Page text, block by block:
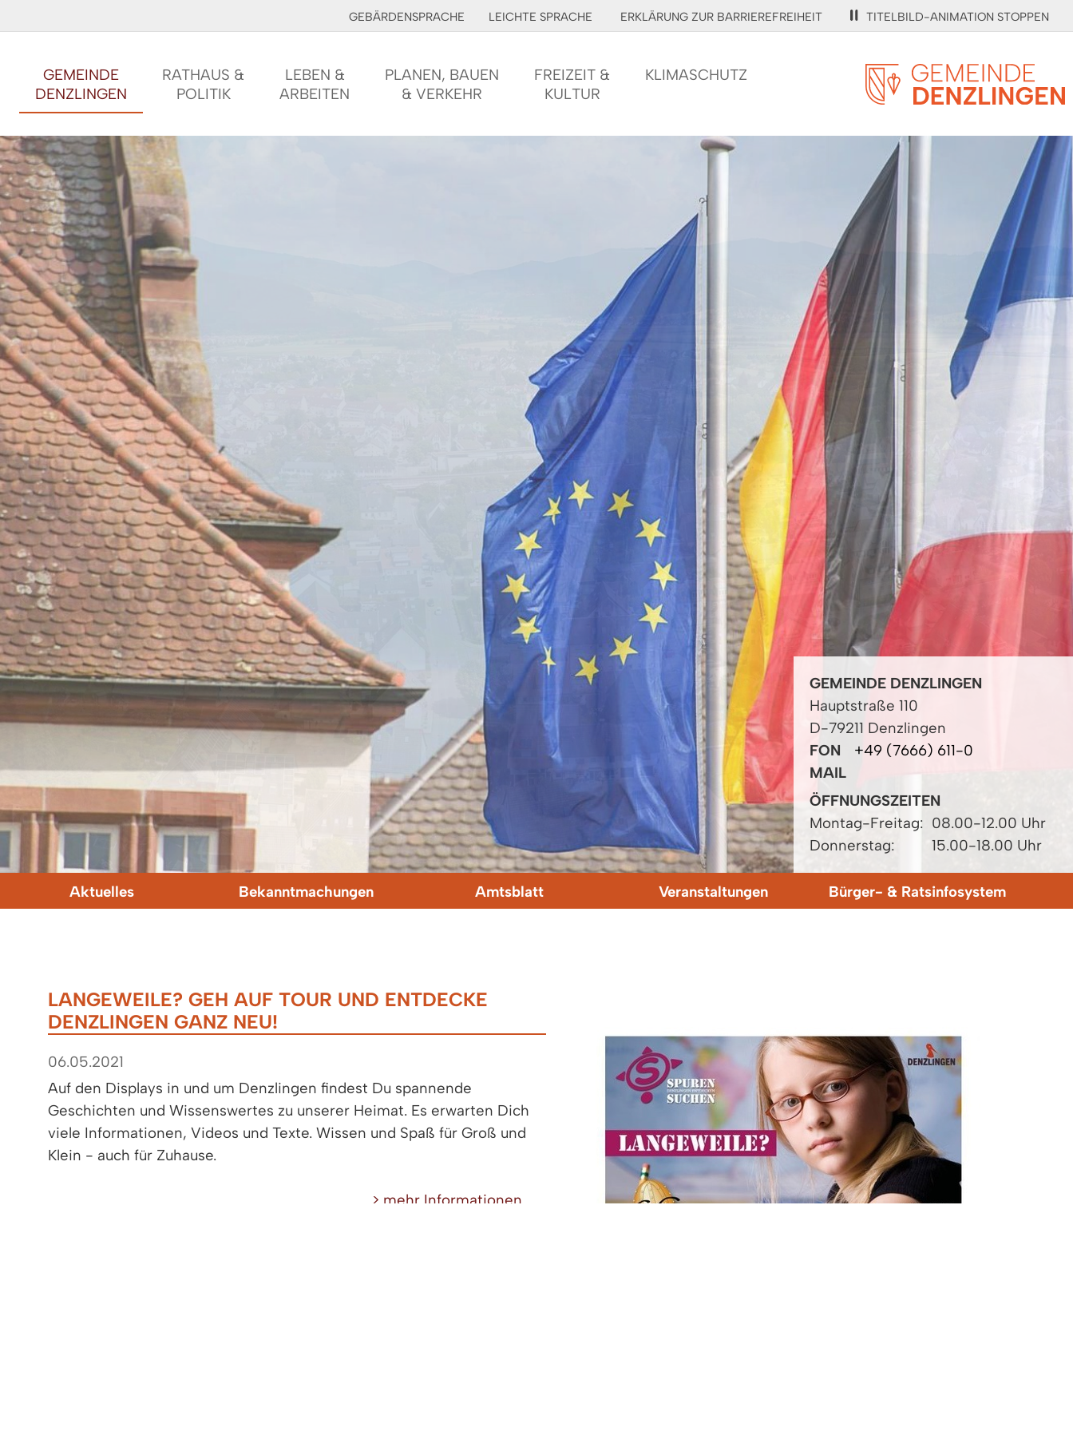
GEBÄRDENSPRACHE LEICHTE SPRACHE ERKLÄRUNG ZUR BARRIEREFREIHEIT TITELBILD-ANIMATION STOPPEN
GEMEINDE
DENZLINGEN
RATHAUS &
POLITIK
LEBEN &
ARBEITEN
PLANEN, BAUEN
& VERKEHR
FREIZEIT &
KULTUR
KLIMASCHUTZ
GEMEINDE DENZLINGEN
Hauptstraße 110
D-79211 Denzlingen
FON
+49 (7666) 611-0
MAIL
ÖFFNUNGSZEITEN
Montag-Freitag: 08.00-12.00 Uhr
Donnerstag:
15.00-18.00 Uhr
Aktuelles Bekanntmachungen Amtsblatt Veranstaltungen Bürger- & Ratsinfosystem
LANGEWEILE? GEH AUF TOUR UND ENTDECKE
DENZLINGEN GANZ NEU!
06.05.2021
Auf den Displays in und um Denzlingen findest Du spannende
Geschichten und Wissenswertes zu unserer Heimat. Es erwarten Dich
viele Informationen, Videos und Texte. Wissen und Spaß für Groß und
Klein - auch für Zuhause.
> mehr Informationen...